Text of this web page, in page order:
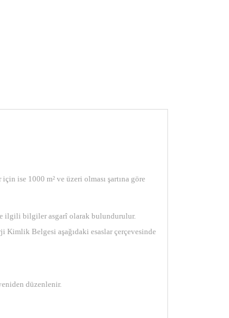
ise 1000 m² ve üzeri olması şartına göre
ilgili bilgiler asgarî olarak bulundurulur.
Belgesi aşağıdaki esaslar çerçevesinde
düzenlenir.